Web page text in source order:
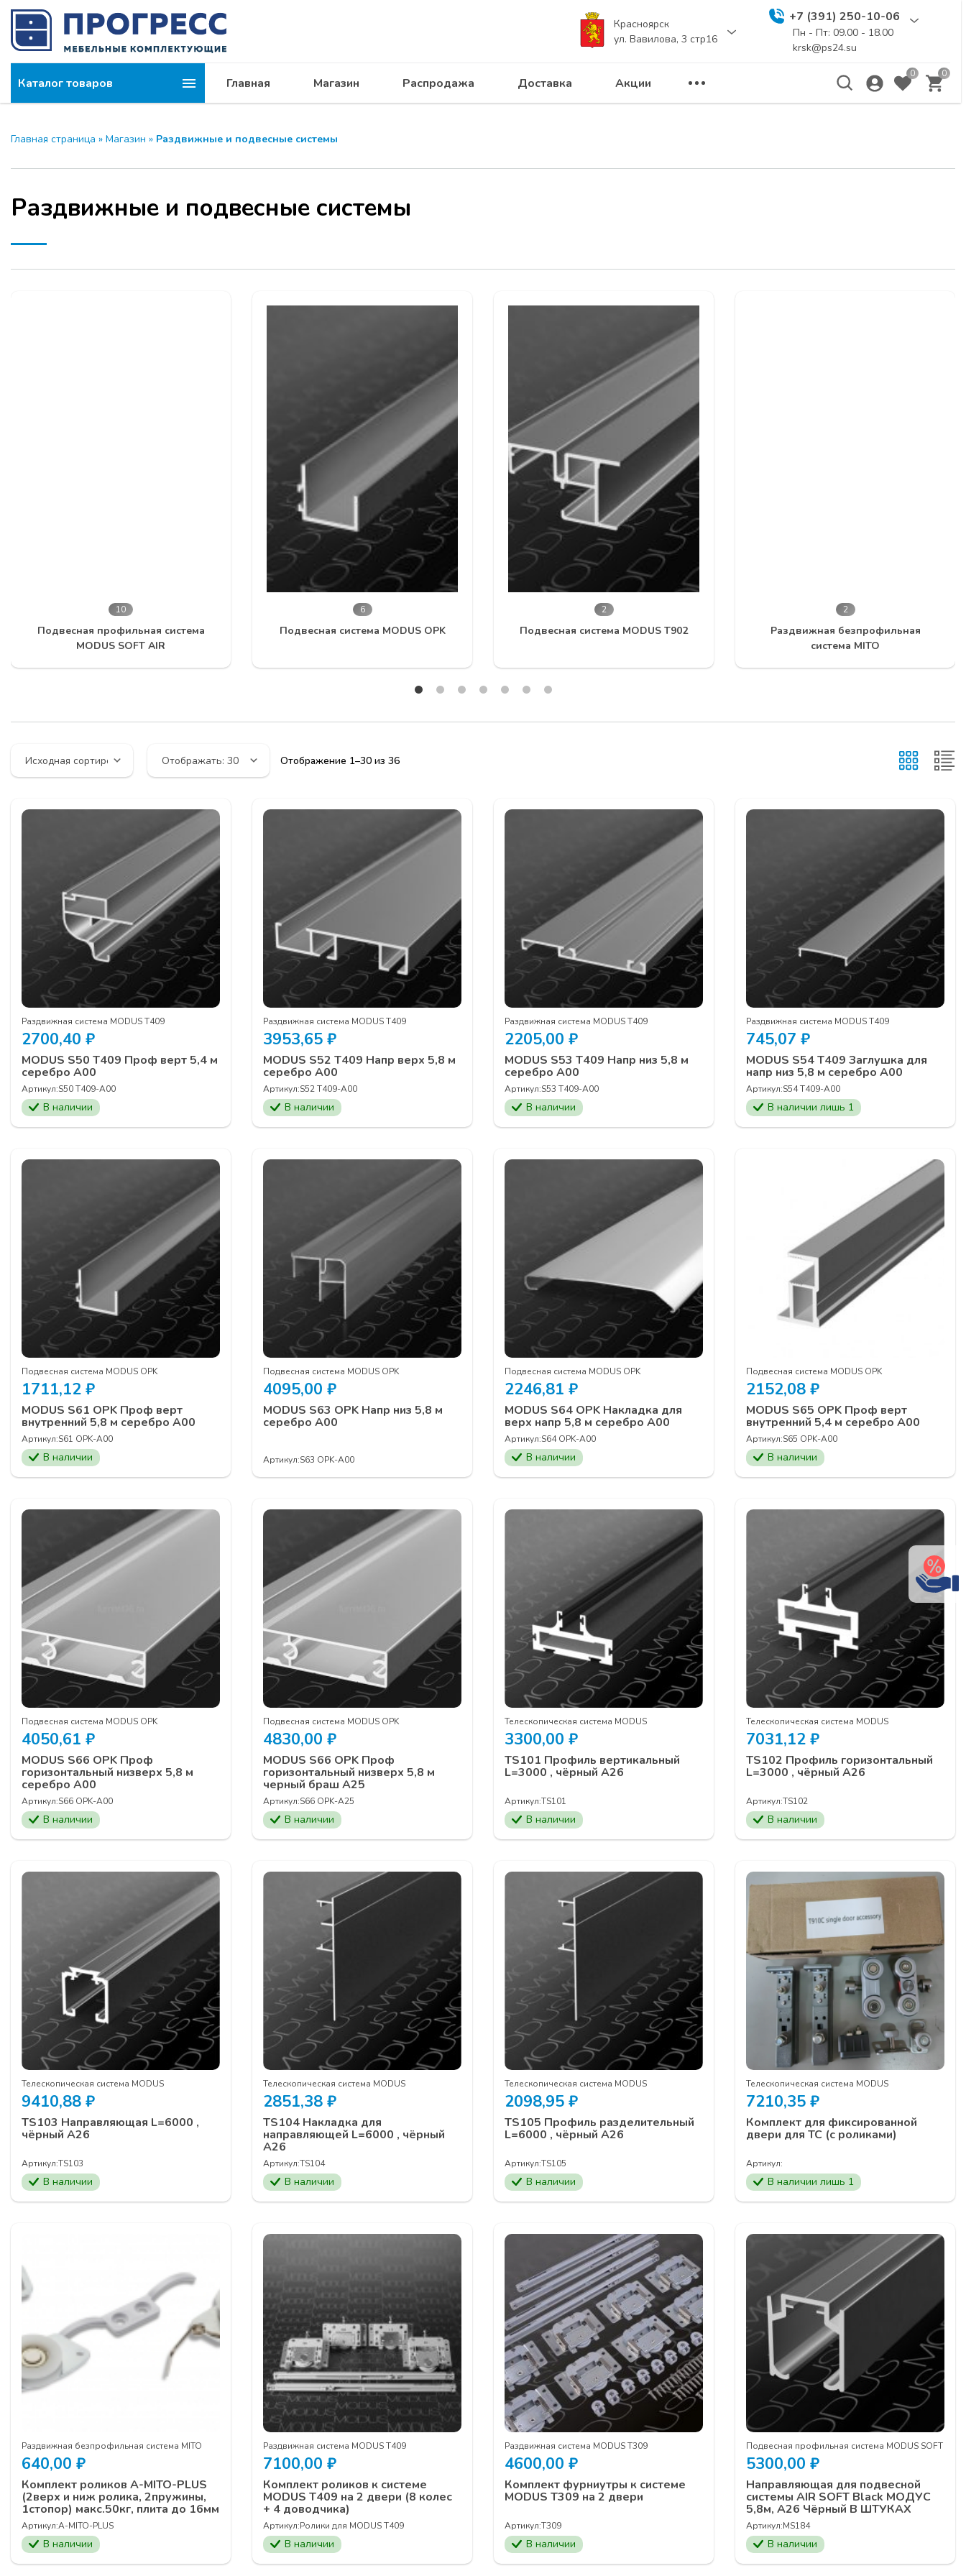
Красноярск
ул. Вавилова, 3 стр16
+7 (391) 250-10-06
Пн - Пт: 09.00 - 18.00
krsk@ps24.su
Каталог товаров Главная Магазин Распродажа Доставка Акции
0 0
Главная страница » Магазин » Раздвижные и подвесные системы
Раздвижные и подвесные системы
6
Подвесная система MODUS OPK
2
Подвесная система MODUS T902
2
Раздвижная безпрофильная
3
Раздвижная система MODUS Т309
Отображение 1–30 из 36
Раздвижная система MODUS Т409
2700,40 ₽
MODUS S50 T409 Проф верт 5,4 м
серебро А00
Артикул:S50 T409-А00
В наличии
Раздвижная система MODUS Т409
3953,65 ₽
MODUS S52 T409 Напр верх 5,8 м
серебро А00
Артикул:S52 T409-А00
В наличии
Раздвижная система MODUS Т409
2205,00 ₽
MODUS S53 T409 Напр низ 5,8 м
серебро А00
Артикул:S53 T409-А00
В наличии
Раздвижная система MODUS Т409
745,07 ₽
MODUS S54 T409 Заглушка для
напр низ 5,8 м серебро А00
Артикул:S54 T409-А00
В наличии лишь 1
Подвесная система MODUS OPK
1711,12 ₽
MODUS S61 OPK Проф верт
внутренний 5,8 м серебро А00
Артикул:S61 OPK-А00
В наличии
Подвесная система MODUS OPK
4095,00 ₽
MODUS S63 OPK Напр низ 5,8 м
серебро А00
Артикул:S63 OPK-А00
Подвесная система MODUS OPK
2246,81 ₽
MODUS S64 OPK Накладка для
верх напр 5,8 м серебро А00
Артикул:S64 OPK-А00
В наличии
Подвесная система MODUS OPK
2152,08 ₽
MODUS S65 OPK Проф верт
внутренний 5,4 м серебро А00
Артикул:S65 OPK-A00
В наличии
Подвесная система MODUS OPK
4050,61 ₽
MODUS S66 OPK Проф
горизонтальный низверх 5,8 м
серебро А00
Артикул:S66 OPK-A00
В наличии
Подвесная система MODUS OPK
4830,00 ₽
MODUS S66 OPK Проф
горизонтальный низверх 5,8 м
черный браш А25
Артикул:S66 OPK-A25
В наличии
Телескопическая система MODUS
3300,00 ₽
TS101 Профиль вертикальный
L=3000 , чёрный А26
Артикул:TS101
В наличии
Телескопическая система MODUS
7031,12 ₽
TS102 Профиль горизонтальный
L=3000 , чёрный А26
Артикул:TS102
В наличии
Телескопическая система MODUS
9410,88 ₽
TS103 Направляющая L=6000 ,
чёрный А26
Артикул:TS103
В наличии
Телескопическая система MODUS
2851,38 ₽
TS104 Накладка для
направляющей L=6000 , чёрный
А26
Артикул:TS104
В наличии
Телескопическая система MODUS
2098,95 ₽
TS105 Профиль разделительный
L=6000 , чёрный А26
Артикул:TS105
В наличии
Телескопическая система MODUS
7210,35 ₽
Комплект для фиксированной
двери для ТС (с роликами)
Артикул:
В наличии лишь 1
Раздвижная безпрофильная система MITO
640,00 ₽
Комплект роликов A-MITO-PLUS
(2верх и ниж ролика, 2пружины,
1стопор) макс.50кг, плита до 16мм
Артикул:A-MITO-PLUS
В наличии
Раздвижная система MODUS Т409
7100,00 ₽
Комплект роликов к системе
MODUS T409 на 2 двери (8 колес
+ 4 доводчика)
Артикул:Ролики для MODUS T409
В наличии
Раздвижная система MODUS Т309
4600,00 ₽
Комплект фурниутры к системе
MODUS T309 на 2 двери
Артикул:Т309
В наличии
Подвесная профильная система MODUS SOFT AIR
5300,00 ₽
Направляющая для подвесной
системы AIR SOFT Black МОДУС
5,8м, A26 Чёрный В ШТУКАХ
Артикул:MS184
В наличии